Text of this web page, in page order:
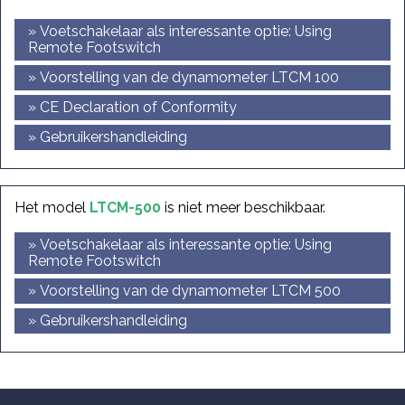
» Voetschakelaar als interessante optie: Using
Remote Footswitch
» Voorstelling van de dynamometer LTCM 100
» CE Declaration of Conformity
» Gebruikershandleiding
Het model LTCM-500 is niet meer beschikbaar.
» Voetschakelaar als interessante optie: Using
Remote Footswitch
» Voorstelling van de dynamometer LTCM 500
» Gebruikershandleiding